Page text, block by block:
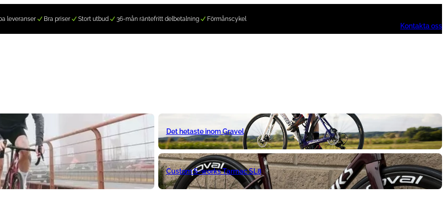
leveranser Bra priser Stort utbud 36-mån räntefritt delbetalning Förmånscykel
Kontakta oss
Det hetaste inom Gravel
Custom S-works Tarmac SL8